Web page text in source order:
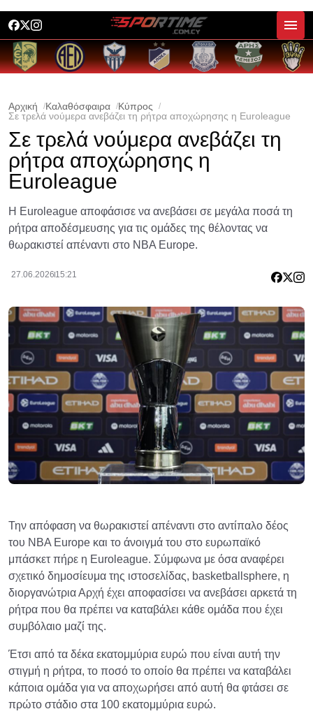
Αρχική Καλαθόσφαιρα
Κύπρος
Σε τρελά νούμερα ανεβάζει τη ρήτρα αποχώρησης η Euroleague
Σε τρελά νούμερα ανεβάζει τη
ρήτρα αποχώρησης η
Euroleague
Η Euroleague αποφάσισε να ανεβάσει σε μεγάλα ποσά τη
ρήτρα αποδέσμευσης για τις ομάδες της θέλοντας να
θωρακιστεί απέναντι στο NBA Europe.
27.06.2026 15:21
Την απόφαση να θωρακιστεί απέναντι στο αντίπαλο δέος
του NBA Europe και το άνοιγμά του στο ευρωπαϊκό
μπάσκετ πήρε η Euroleague. Σύμφωνα με όσα αναφέρει
σχετικό δημοσίευμα της ιστοσελίδας, basketballsphere, η
διοργανώτρια Αρχή έχει αποφασίσει να ανεβάσει αρκετά τη
ρήτρα που θα πρέπει να καταβάλει κάθε ομάδα που έχει
συμβόλαιο μαζί της.
Έτσι από τα δέκα εκατομμύρια ευρώ που είναι αυτή την
στιγμή η ρήτρα, το ποσό το οποίο θα πρέπει να καταβάλει
κάποια ομάδα για να αποχωρήσει από αυτή θα φτάσει σε
πρώτο στάδιο στα 100 εκατομμύρια ευρώ.